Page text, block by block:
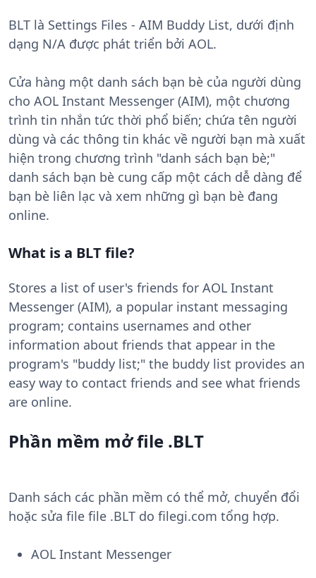
BLT là Settings Files - AIM Buddy List, dưới định
dạng N/A được phát triển bởi AOL.
Cửa hàng một danh sách bạn bè của người dùng
cho AOL Instant Messenger (AIM), một chương
trình tin nhắn tức thời phổ biến; chứa tên người
dùng và các thông tin khác về người bạn mà xuất
hiện trong chương trình "danh sách bạn bè;"
danh sách bạn bè cung cấp một cách dễ dàng để
bạn bè liên lạc và xem những gì bạn bè đang
online.
What is a BLT file?
Stores a list of user's friends for AOL Instant
Messenger (AIM), a popular instant messaging
program; contains usernames and other
information about friends that appear in the
program's "buddy list;" the buddy list provides an
easy way to contact friends and see what friends
are online.
Phần mềm mở file .BLT
Danh sách các phần mềm có thể mở, chuyển đổi
hoặc sửa file file .BLT do filegi.com tổng hợp.
AOL Instant Messenger